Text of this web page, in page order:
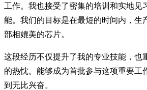
工作。我也接受了密集的培训和实地见
能。我们的目标是在最短的时间内，生
部相媲美的芯片。
这段经历不仅提升了我的专业技能，也
的热忱。能够成为首批参与这项重要工
到无比兴奋。